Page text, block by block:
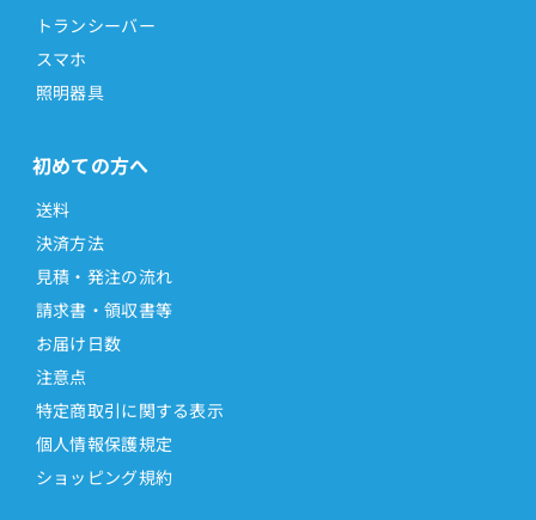
トランシーバー
スマホ
照明器具
初めての方へ
送料
決済方法
見積・発注の流れ
請求書・領収書等
お届け日数
注意点
特定商取引に関する表示
個人情報保護規定
ショッピング規約